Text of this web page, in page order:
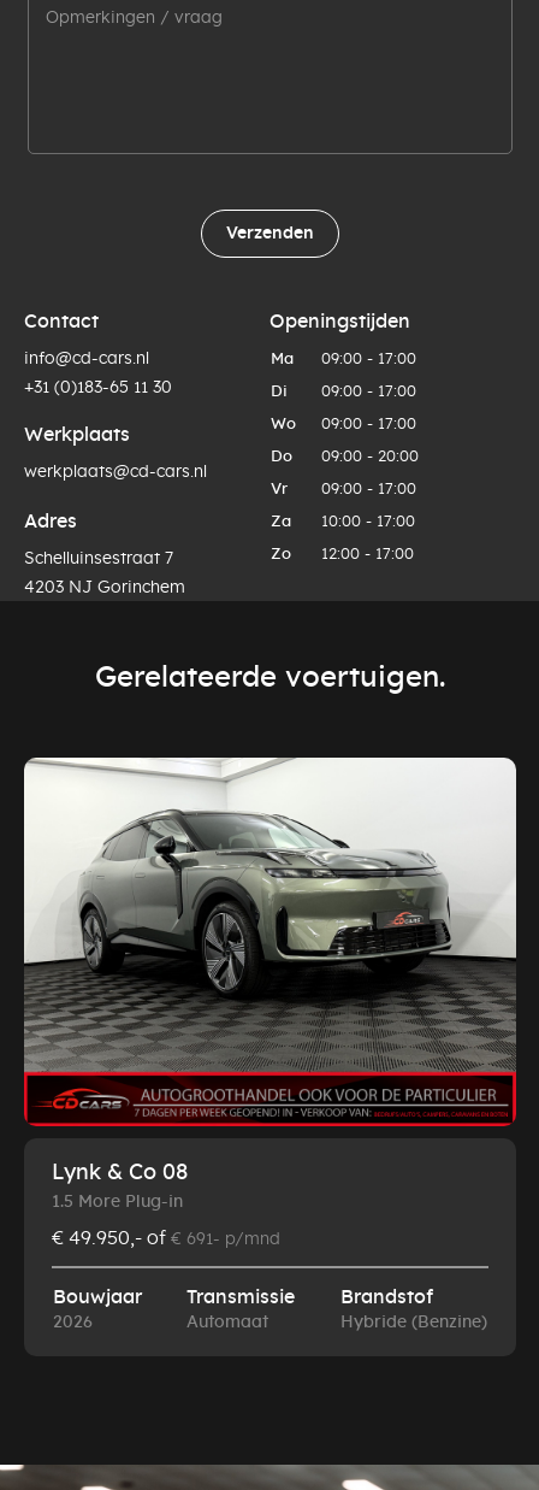
Verzenden
Contact
info@cd-cars.nl
+31 (0)183-65 11 30
Werkplaats
werkplaats@cd-cars.nl
Adres
Schelluinsestraat 7
4203 NJ Gorinchem
Openingstijden
Ma 09:00 - 17:00
Di 09:00 - 17:00
Wo 09:00 - 17:00
Do 09:00 - 20:00
Vr 09:00 - 17:00
Za 10:00 - 17:00
Zo 12:00 - 17:00
Gerelateerde voertuigen.
Lynk & Co 08
1.5 More Plug-in
€ 49.950,- of € 691- p/mnd
Bouwjaar
2026
Transmissie
Automaat
Brandstof
Hybride (Benzine)